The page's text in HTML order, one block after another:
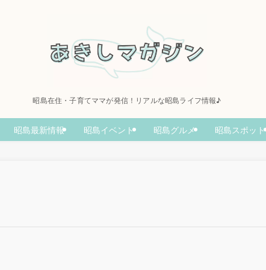
昭島在住・子育てママが発信！リアルな昭島ライフ情報♪
昭島最新情報 昭島イベント 昭島グルメ 昭島スポット